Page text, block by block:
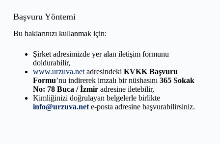
Başvuru Yöntemi
Bu haklarınızı kullanmak için:
Şirket adresimizde yer alan iletişim formunu
doldurabilir,
www.urzuva.netadresindeki KVKK Başvuru
Formu’nu indirerek imzalı bir nüshasını 365 Sokak
No: 78 Buca / İzmiradresine iletebilir,
Kimliğinizi doğrulayan belgelerle birlikte
info@urzuva.nete-posta adresine başvurabilirsiniz.